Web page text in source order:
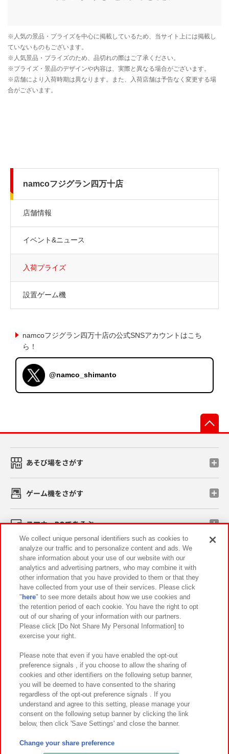
namcoフジグラン四万十店
店舗情報
イベント&ニュース
入荷プライズ
設置ゲーム機
namcoフジグラン四万十店の公式SNSアカウントはこち
ら！
@namco_shimanto
あそび場をさがす
ゲーム機をさがす
スマホ・PCであそぶ
イベント・キャンペーン
関連会社 サステナビリティ サイトポリシー
プライバシーポリシー ウェブアクセシビリティ方針と検証結果
お取引先さまとともに
カスタマーハラスメント対応方針 よくあるご質問・お問い合わせ
©Bandai Namco Amusement Inc.
©Bandai Namco Amusement Lab Inc.
We collect unique personal identifiers such as cookies to
analyze our traffic and to personalize content and ads. We
share information about your use of our website with our
analytics and advertising partners, who may combine it with
other information that you have provided to them or that they
have collected from your use of their services. Please click
" here" to see more details about how we use cookies and
the retention period of each cookie. You have the right to opt
out of our sharing of your information with our partners.
Please click [Do Not Share My Personal Information] to
exercise your right.
Please note that even if you have enabled the opt-out
preference signals , if you choose to allow the sharing of
cookies and other identifiers on the following setup banner,
you will be deemed to have consented to the sharing
regardless of the opt-out preference signals . If you
understand and agree to this setting, please manage your
consent on the following setup banner by clicking the link
below, then click 'Save Settings' and close the banner.
Change your share preference